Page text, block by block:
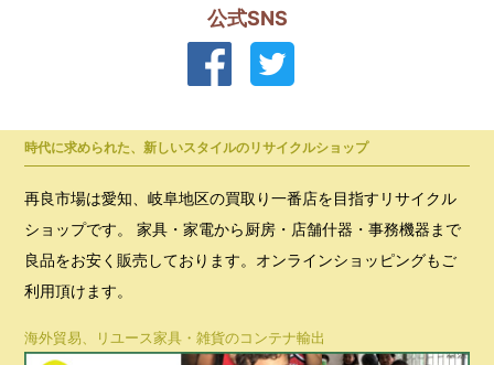
公式SNS
時代に求められた、新しいスタイルのリサイクルショップ
再良市場は愛知、岐阜地区の買取り一番店を目指すリサイクル
ショップです。 家具・家電から厨房・店舗什器・事務機器まで
良品をお安く販売しております。オンラインショッピングもご
利用頂けます。
海外貿易、リユース家具・雑貨のコンテナ輸出